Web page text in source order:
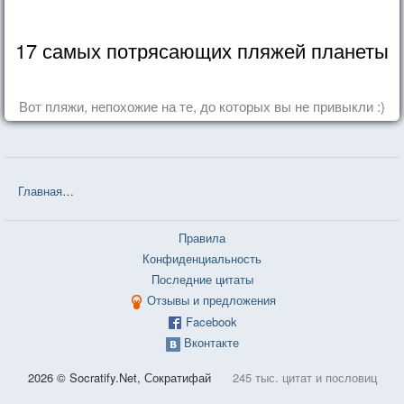
17 самых потрясающих пляжей планеты
Вот пляжи, непохожие на те, до которых вы не привыкли :)
Главная
Правила
Конфиденциальность
Последние цитаты
Отзывы и предложения
Facebook
Вконтакте
2026 © Socratify.Net, Сократифай 245 тыс. цитат и пословиц